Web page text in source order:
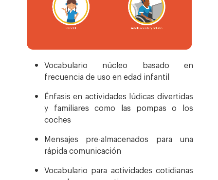
Vocabulario núcleo basado en
frecuencia de uso en edad infantil
Énfasis en actividades lúdicas divertidas
y familiares como las pompas o los
coches
Mensajes pre-almacenados para una
rápida comunicación
Vocabulario para actividades cotidianas